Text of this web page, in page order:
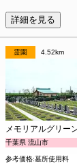
詳細を見る
霊園 4.52km
メモリアルグリー
千葉県 流山市
参考価格:墓所使用料